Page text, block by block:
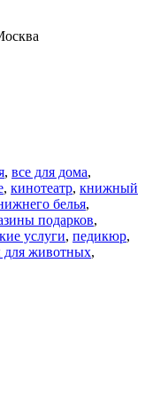
, все для дома,
, кинотеатр, книжный
белья,
подарков,
услуги, педикюр,
для животных,